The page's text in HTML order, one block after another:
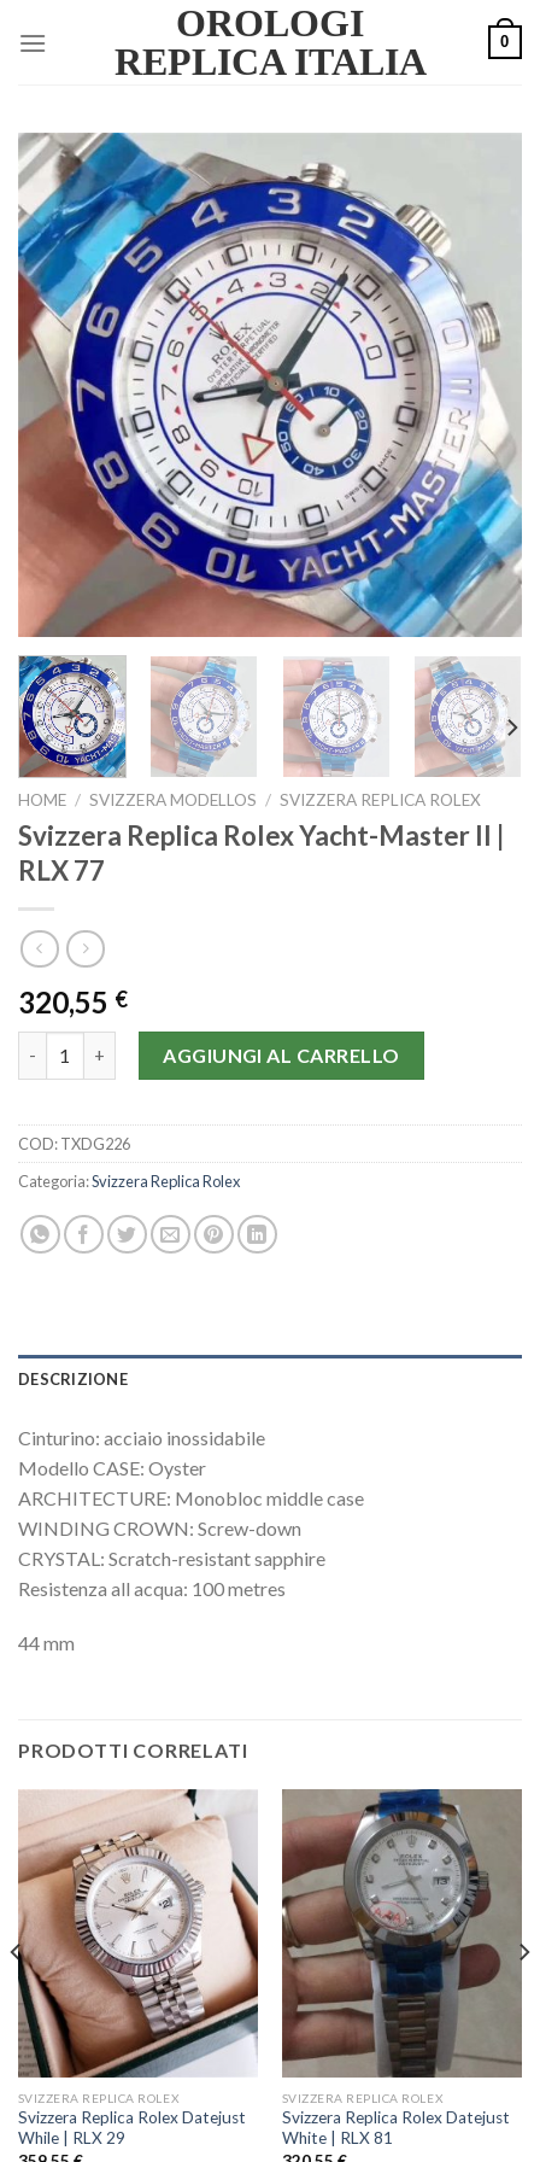
OROLOGI
REPLICA ITALIA
0
HOME / SVIZZERA MODELLOS / SVIZZERA REPLICA ROLEX
Svizzera Replica Rolex Yacht-Master II |
RLX 77
320,55 €
AGGIUNGI AL CARRELLO
COD:TXDG226
Categoria:Svizzera Replica Rolex
DESCRIZIONE
Cinturino: acciaio inossidabile
Modello CASE: Oyster
ARCHITECTURE: Monobloc middle case
WINDING CROWN: Screw-down
CRYSTAL: Scratch-resistant sapphire
Resistenza all acqua: 100 metres
44 mm
PRODOTTI CORRELATI
SVIZZERA REPLICA ROLEX
Svizzera Replica Rolex Datejust
While | RLX 29
SVIZZERA REPLICA ROLEX
Svizzera Replica Rolex Datejust
White | RLX 81